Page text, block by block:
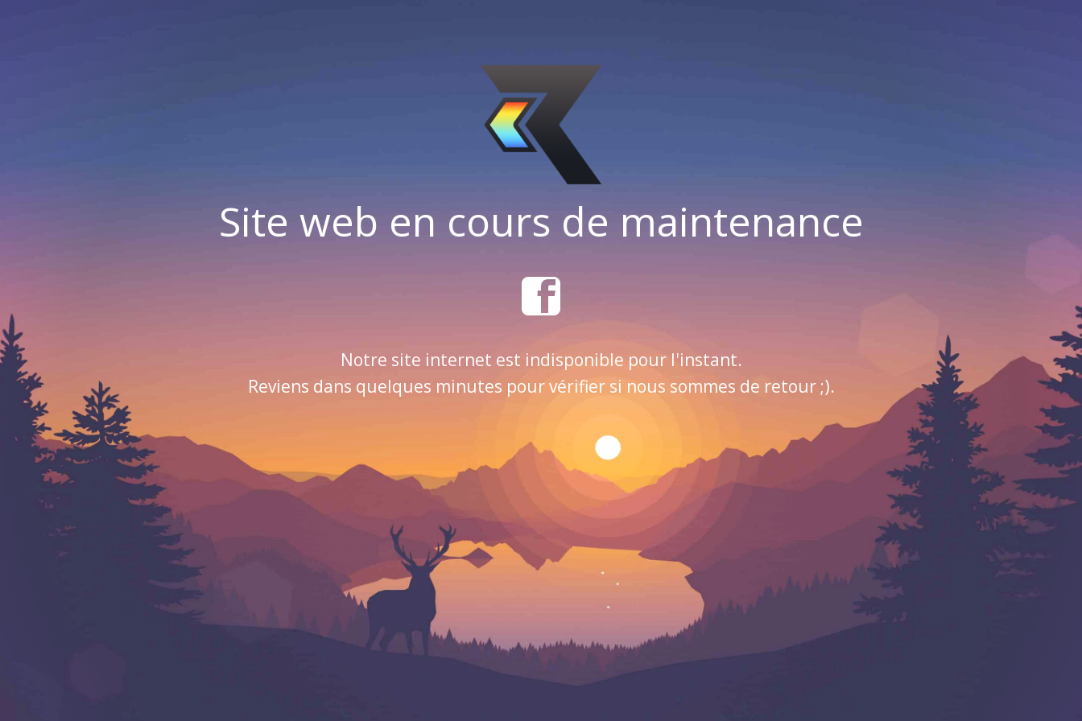
Site web en cours de maintenance
Notre site internet est indisponible pour l'instant.
Reviens dans quelques minutes pour vérifier si nous sommes de retour ;).